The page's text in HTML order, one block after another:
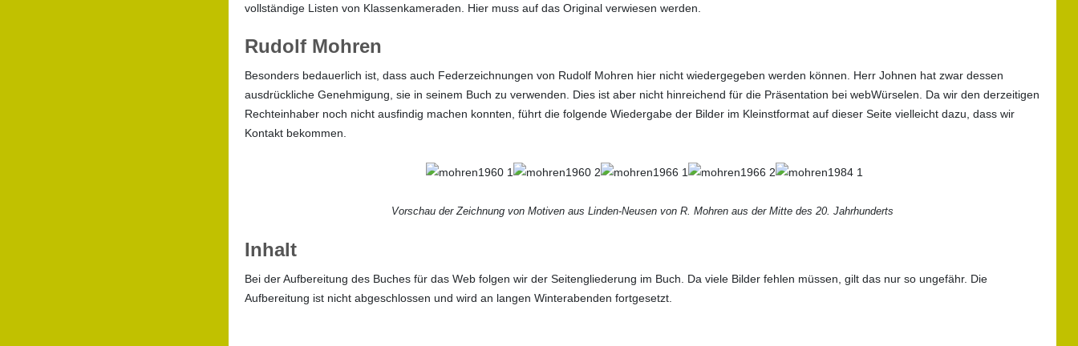
vollständige Listen von Klassenkameraden. Hier muss auf das Original verwiesen werden.
Rudolf Mohren
Besonders bedauerlich ist, dass auch Federzeichnungen von Rudolf Mohren hier nicht wiedergegeben werden können. Herr Johnen hat zwar dessen
ausdrückliche Genehmigung, sie in seinem Buch zu verwenden. Dies ist aber nicht hinreichend für die Präsentation bei webWürselen. Da wir den derzeitigen
Rechteinhaber noch nicht ausfindig machen konnten, führt die folgende Wiedergabe der Bilder im Kleinstformat auf dieser Seite vielleicht dazu, dass wir
Kontakt bekommen.
Vorschau der Zeichnung von Motiven aus Linden-Neusen von R. Mohren aus der Mitte des 20. Jahrhunderts
Inhalt
Bei der Aufbereitung des Buches für das Web folgen wir der Seitengliederung im Buch. Da viele Bilder fehlen müssen, gilt das nur so ungefähr. Die
Aufbereitung ist nicht abgeschlossen und wird an langen Winterabenden fortgesetzt.